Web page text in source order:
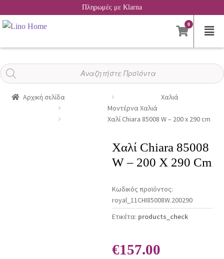
Πληρωμές με Klarna
0
Αναζήτηση
προϊόντων
Αρχική σελίδα
Χαλιά
Μοντέρνα Χαλιά
Χαλί Chiara 85008 W – 200 x 290 cm
Χαλί Chiara 85008
W – 200 X 290 Cm
Κωδικός προϊόντος:
royal_11CHI85008W.200290
Ετικέτα: products_check
€157.00